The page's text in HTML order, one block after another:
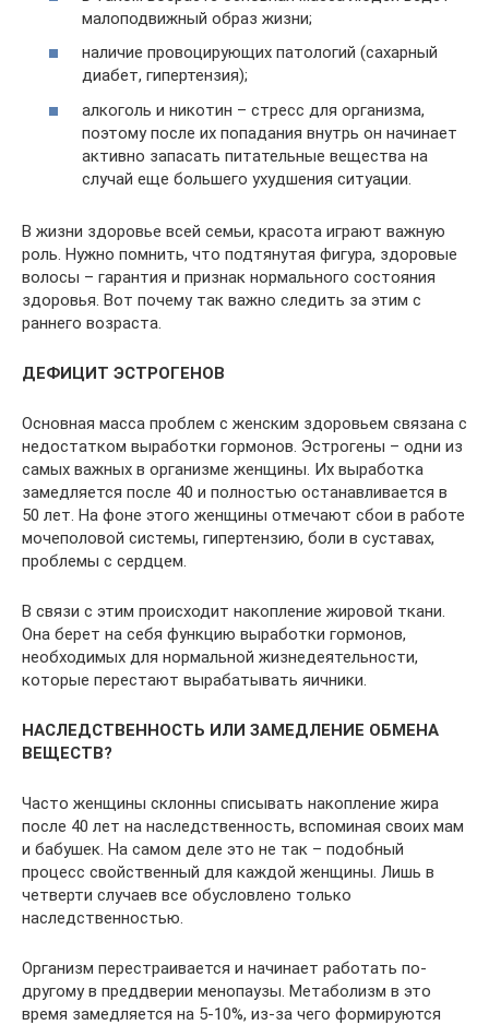
малоподвижный образ жизни;
наличие провоцирующих патологий (сахарный
диабет, гипертензия);
алкоголь и никотин – стресс для организма,
поэтому после их попадания внутрь он начинает
активно запасать питательные вещества на
случай еще большего ухудшения ситуации.
В жизни здоровье всей семьи, красота играют важную
роль. Нужно помнить, что подтянутая фигура, здоровые
волосы – гарантия и признак нормального состояния
здоровья. Вот почему так важно следить за этим с
раннего возраста.
ДЕФИЦИТ ЭСТРОГЕНОВ
Основная масса проблем с женским здоровьем связана с
недостатком выработки гормонов. Эстрогены – одни из
самых важных в организме женщины. Их выработка
замедляется после 40 и полностью останавливается в
50 лет. На фоне этого женщины отмечают сбои в работе
мочеполовой системы, гипертензию, боли в суставах,
проблемы с сердцем.
В связи с этим происходит накопление жировой ткани.
Она берет на себя функцию выработки гормонов,
необходимых для нормальной жизнедеятельности,
которые перестают вырабатывать яичники.
НАСЛЕДСТВЕННОСТЬ ИЛИ ЗАМЕДЛЕНИЕ ОБМЕНА
ВЕЩЕСТВ?
Часто женщины склонны списывать накопление жира
после 40 лет на наследственность, вспоминая своих мам
и бабушек. На самом деле это не так – подобный
процесс свойственный для каждой женщины. Лишь в
четверти случаев все обусловлено только
наследственностью.
Организм перестраивается и начинает работать по-
другому в преддверии менопаузы. Метаболизм в это
время замедляется на 5-10%, из-за чего формируются